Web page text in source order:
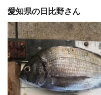
愛知県の日比野さん